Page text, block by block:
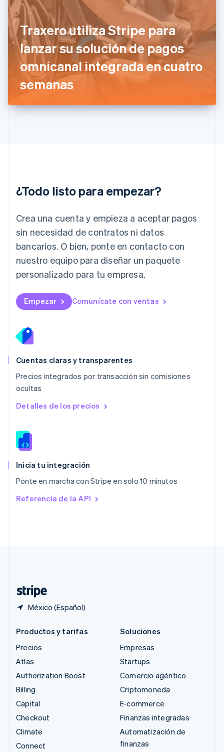
Traxero utiliza Stripe para
lanzar su solución de pagos
omnicanal integrada en cuatro
semanas
¿Todo listo para empezar?
Crea una cuenta y empieza a aceptar pagos
sin necesidad de contratos ni datos
bancarios. O bien, ponte en contacto con
nuestro equipo para diseñar un paquete
personalizado para tu empresa.
Empezar Comunícate con ventas
Cuentas claras y transparentes
Precios integrados por transacción sin comisiones
ocultas
Detalles de los precios
Inicia tu integración
Ponte en marcha con Stripe en solo 10 minutos
Referencia de la API
México (Español)
Finlandia
EnglishSvenska
Francia
FrançaisEnglish
Gibraltar
English
Grecia
English
Hungría
India
Letonia
English
Deutsch English
Lituania
English
Luxemburgo
FrançaisDeutsch English
English 简体中文
English
México
Noruega
English
English
NederlandsEnglish
Polonia
English
RAE de Hong Kong, China
Reino Unido
English
English
English
Productos y tarifas
Precios
Atlas
Authorization Boost
Billing
Capital
Checkout
Climate
Connect
Soluciones
Empresas
Startups
Comercio agéntico
Criptomoneda
E-commerce
Finanzas integradas
Automatización de
finanzas